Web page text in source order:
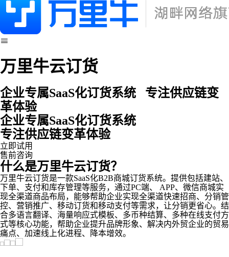
万里牛云订货
企业专属SaaS化订货系统 专注供应链变
革体验
企业专属SaaS化订货系统
专注供应链变革体验
立即试用
售前咨询
什么是万里牛云订货？
万里牛云订货是一款SaaS化B2B商城订货系统。提供包括建站、
下单、支付和库存管理等服务，通过PC端、 APP、微信商城实
现全渠道商品布局，能够帮助企业实现全渠道快速招商、分销管
控、营销推广、移动订货和移动支付等需求，让分销更省心。结
合多语言翻译、海量响应式模板、多币种结算、多种在线支付方
式等核心功能，帮助企业提升品牌形象、解决内外贸企业的贸易
痛点、加速线上化进程、降本增效。